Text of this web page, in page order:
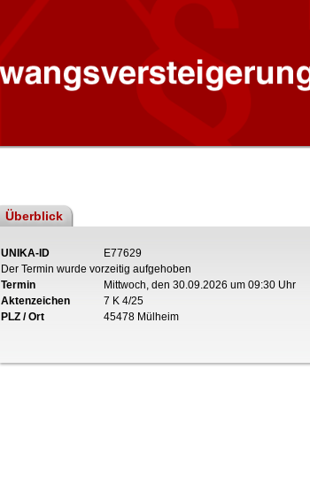
Überblick
UNIKA-ID
E77629
Der Termin wurde vorzeitig aufgehoben
Termin
Mittwoch, den 30.09.2026 um 09:30 Uhr
Aktenzeichen
7 K 4/25
PLZ / Ort
45478 Mülheim